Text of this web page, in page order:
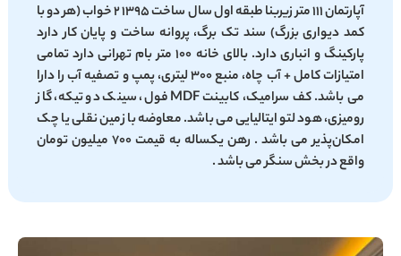
آپارتمان ۱۱۱ متر زیربنا طبقه اول سال ساخت ۱۳۹۵ ۲ خواب (هر دو با
کمد دیواری بزرگ) سند تک برگ، پروانه ساخت و پایان کار دارد
پارکینگ و انباری دارد. بالای خانه ۱۰۰ متر بام تهرانی دارد تمامی
امتیازات کامل + آب چاه، منبع ۳۰۰ لیتری، پمپ و تصفیه آب را دارا
می باشد. کف سرامیک، کابینت MDF فول، سینک دو تیکه، گاز
رومیزی، هود لتو ایتالیایی می باشد. معاوضه با زمین نقلی یا چک
امکان‌پذیر می باشد . رهن یکساله به قیمت ۷۰۰ میلیون تومان
واقع در بخش سنگر می باشد .